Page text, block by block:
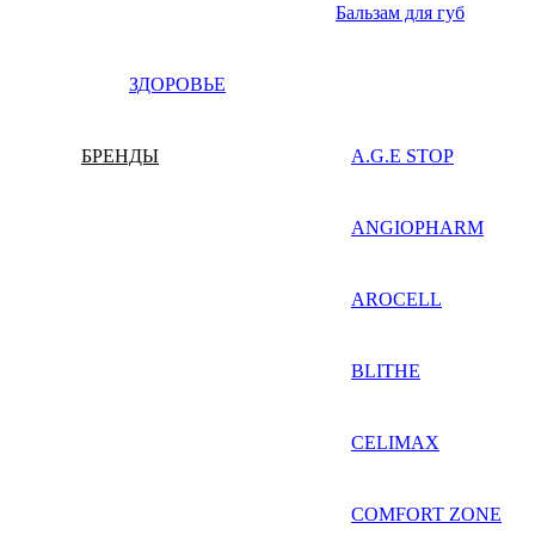
Бальзам для губ
ЗДОРОВЬЕ
БРЕНДЫ A.G.E STOP
ANGIOPHARM
AROCELL
BLITHE
CELIMAX
COMFORT ZONE